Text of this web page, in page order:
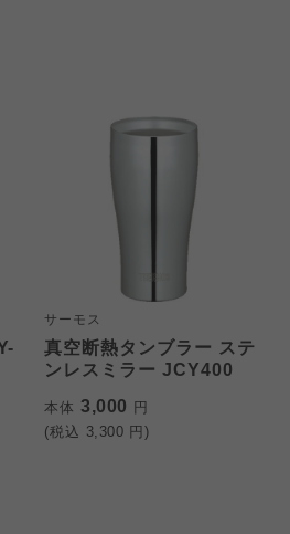
サーモス
真空断熱タンブラー ステ
ンレスミラー JCY400
本体 3,000 円
(税込 3,300 円)